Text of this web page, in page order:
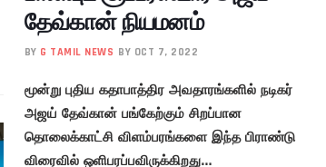
தேவ்கான் நியமனம்
BY G TAMIL NEWS BY OCT 7, 2022
மூன்று புதிய கதாபாத்திர அவதாரங்களில் நடிகர்
அஜய் தேவ்கான் பங்கேற்கும் சிறப்பான
தொலைக்காட்சி விளம்பரங்களை இந்த பிராண்டு
விரைவில் ஒளிபரப்பவிருக்கிறது…